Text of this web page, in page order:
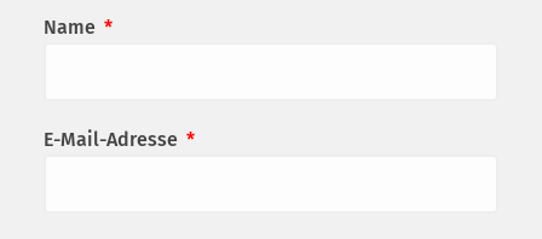
Name *
E-Mail-Adresse *